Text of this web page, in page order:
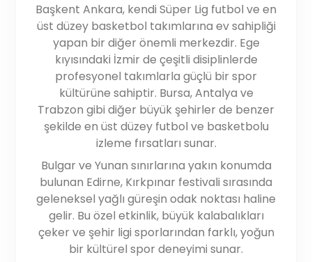
Başkent Ankara, kendi Süper Lig futbol ve en
üst düzey basketbol takımlarına ev sahipliği
yapan bir diğer önemli merkezdir. Ege
kıyısındaki İzmir de çeşitli disiplinlerde
profesyonel takımlarla güçlü bir spor
kültürüne sahiptir. Bursa, Antalya ve
Trabzon gibi diğer büyük şehirler de benzer
şekilde en üst düzey futbol ve basketbolu
izleme fırsatları sunar.
Bulgar ve Yunan sınırlarına yakın konumda
bulunan Edirne, Kırkpınar festivali sırasında
geleneksel yağlı güreşin odak noktası haline
gelir. Bu özel etkinlik, büyük kalabalıkları
çeker ve şehir ligi sporlarından farklı, yoğun
bir kültürel spor deneyimi sunar.